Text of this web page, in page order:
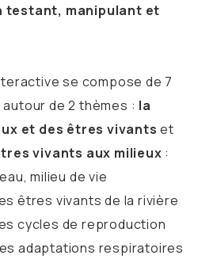
testant, manipulant et
se compose de 7
de 2 thèmes : la
et des êtres vivants et
vivants aux milieux :
milieu de vie
êtres vivants de la rivière
cycles de reproduction
adaptations respiratoires